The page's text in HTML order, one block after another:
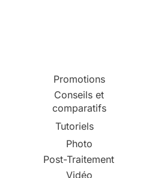
Promotions
Conseils et
comparatifs
Tutoriels
Photo
Post-Traitement
Vidéo